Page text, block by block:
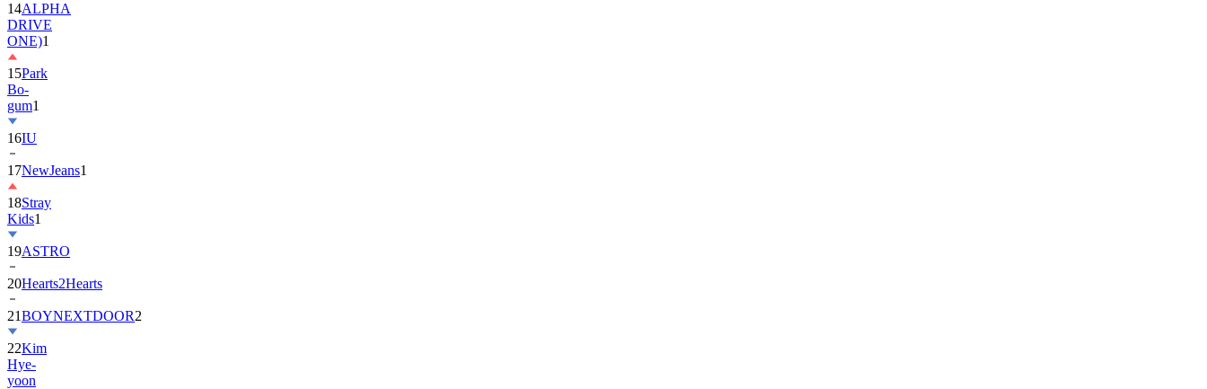
14ALPHA
DRIVE
ONE)1
15Park
Bo-
gum1
16IU
17NewJeans1
18Stray
Kids1
19ASTRO
20Hearts2Hearts
21BOYNEXTDOOR2
22Kim
Hye-
yoon